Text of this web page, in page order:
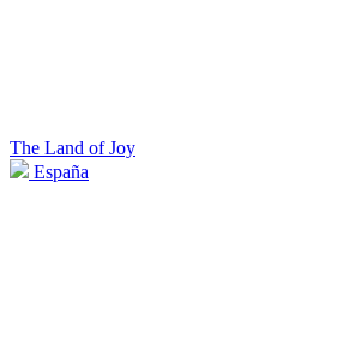
The Land of Joy
España